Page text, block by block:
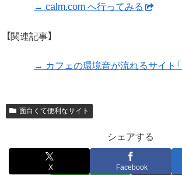
→ calm.com へ行ってみる
【関連記事】
→ カフェの環境音が流れるサイト
面白くて便利なサイト
シェアする
X Facebook